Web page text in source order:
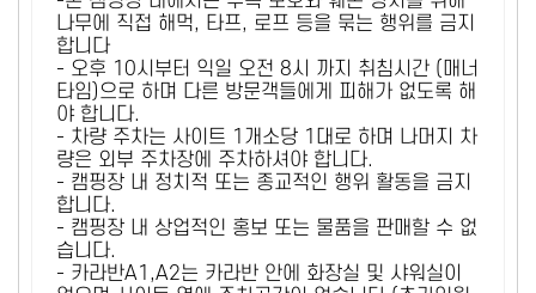
나무에 직접 해먹, 타프, 로프 등을 묶는 행위를 금지
합니다
- 오후 10시부터 익일 오전 8시 까지 취침시간 (매너
타임)으로 하며 다른 방문객들에게 피해가 없도록 해
야 합니다.
- 차량 주차는 사이트 1개소당 1대로 하며 나머지 차
량은 외부 주차장에 주차하셔야 합니다.
- 캠핑장 내 정치적 또는 종교적인 행위 활동을 금지
합니다.
- 캠핑장 내 상업적인 홍보 또는 물품을 판매할 수 없
습니다.
- 카라반A1,A2는 카라반 안에 화장실 및 샤워실이